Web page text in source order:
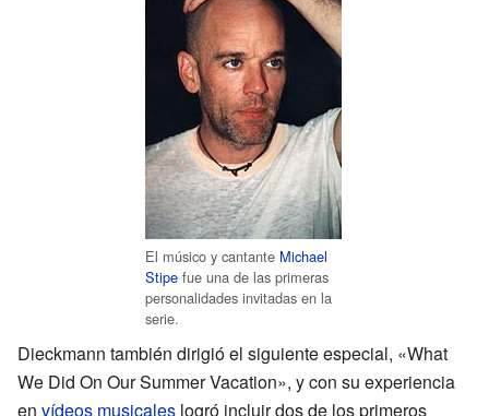
El músico y cantante Michael
Stipe fue una de las primeras
personalidades invitadas en la
serie.
Dieckmann también dirigió el siguiente especial, «What
We Did On Our Summer Vacation», y con su experiencia
en vídeos musicales logró incluir dos de los primeros